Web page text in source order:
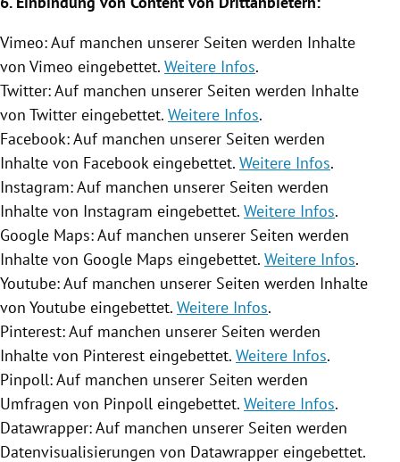
Vimeo: Auf manchen unserer Seiten werden Inhalte
von Vimeo eingebettet. Weitere Infos.
Twitter: Auf manchen unserer Seiten werden Inhalte
von Twitter eingebettet. Weitere Infos.
Facebook: Auf manchen unserer Seiten werden
Inhalte von Facebook eingebettet. Weitere Infos.
Instagram: Auf manchen unserer Seiten werden
Inhalte von Instagram eingebettet. Weitere Infos.
Google Maps: Auf manchen unserer Seiten werden
Inhalte von Google Maps eingebettet. Weitere Infos.
Youtube: Auf manchen unserer Seiten werden Inhalte
von Youtube eingebettet. Weitere Infos.
Pinterest: Auf manchen unserer Seiten werden
Inhalte von Pinterest eingebettet. Weitere Infos.
Pinpoll: Auf manchen unserer Seiten werden
Umfragen von Pinpoll eingebettet. Weitere Infos.
Datawrapper: Auf manchen unserer Seiten werden
Datenvisualisierungen von Datawrapper eingebettet.